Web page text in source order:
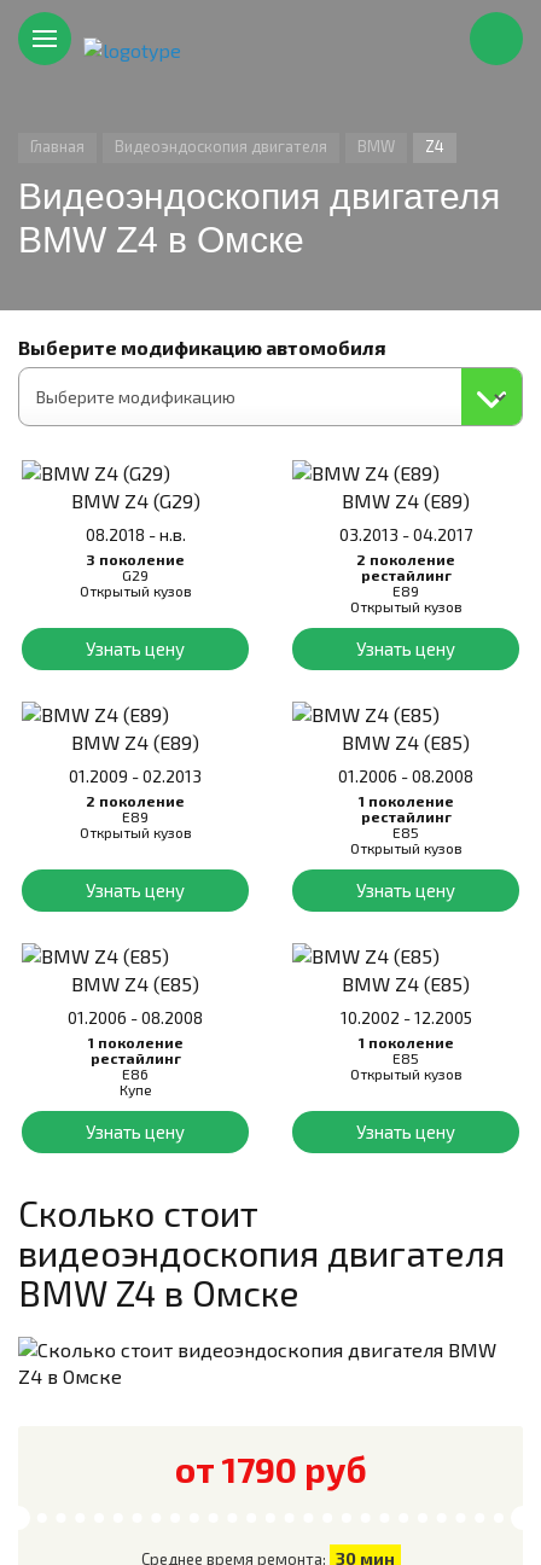
Главная Видеоэндоскопия двигателя BMW Z4
Видеоэндоскопия двигателя
BMW Z4 в Омске
Выберите модификацию автомобиля
BMW Z4 (G29)
08.2018 - н.в.
3 поколение
G29
Открытый кузов
Узнать цену
BMW Z4 (E89)
03.2013 - 04.2017
2 поколение
рестайлинг
E89
Открытый кузов
Узнать цену
BMW Z4 (E89)
01.2009 - 02.2013
2 поколение
E89
Открытый кузов
Узнать цену
BMW Z4 (E85)
01.2006 - 08.2008
1 поколение
рестайлинг
E85
Открытый кузов
Узнать цену
BMW Z4 (E85)
01.2006 - 08.2008
1 поколение
рестайлинг
E86
Купе
Узнать цену
BMW Z4 (E85)
10.2002 - 12.2005
1 поколение
E85
Открытый кузов
Узнать цену
Сколько стоит
видеоэндоскопия двигателя
BMW Z4 в Омске
от 1790 руб
Среднее время ремонта: 30 мин